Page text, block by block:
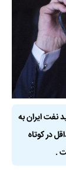
نفت ایران به
در کوتاه
.